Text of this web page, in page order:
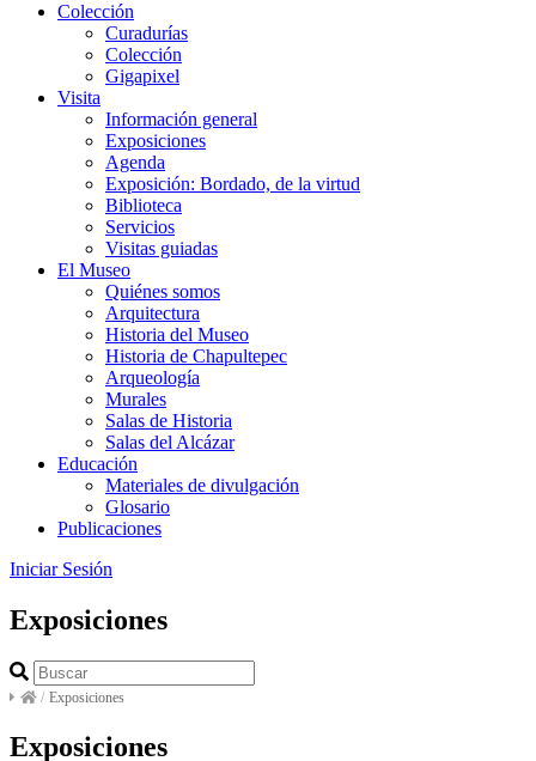
Colección
Curadurías
Colección
Gigapixel
Visita
Información general
Exposiciones
Agenda
Exposición: Bordado, de la virtud
Biblioteca
Servicios
Visitas guiadas
El Museo
Quiénes somos
Arquitectura
Historia del Museo
Historia de Chapultepec
Arqueología
Murales
Salas de Historia
Salas del Alcázar
Educación
Materiales de divulgación
Glosario
Publicaciones
Iniciar Sesión
Exposiciones
/ Exposiciones
Exposiciones